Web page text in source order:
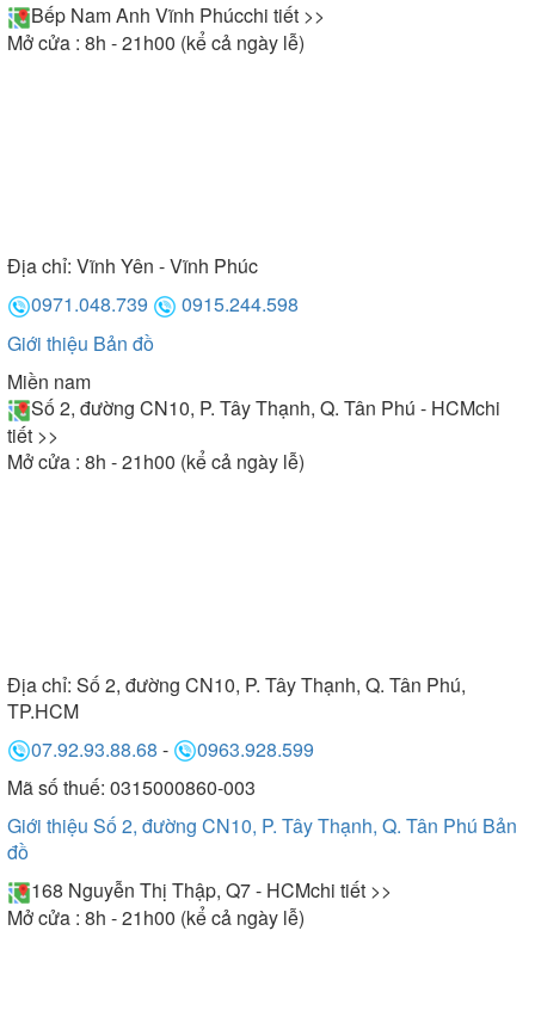
Bếp Nam Anh Vĩnh Phúcchi tiết >>
Mở cửa : 8h - 21h00 (kể cả ngày lễ)
Địa chỉ: Vĩnh Yên - Vĩnh Phúc
0971.048.739
0915.244.598
Giới thiệu Bản đồ
Miền nam
Số 2, đường CN10, P. Tây Thạnh, Q. Tân Phú - HCMchi
tiết >>
Mở cửa : 8h - 21h00 (kể cả ngày lễ)
Địa chỉ: Số 2, đường CN10, P. Tây Thạnh, Q. Tân Phú,
TP.HCM
07.92.93.88.68 -
0963.928.599
Mã số thuế: 0315000860-003
Giới thiệu Số 2, đường CN10, P. Tây Thạnh, Q. Tân Phú Bản
đồ
168 Nguyễn Thị Thập, Q7 - HCMchi tiết >>
Mở cửa : 8h - 21h00 (kể cả ngày lễ)